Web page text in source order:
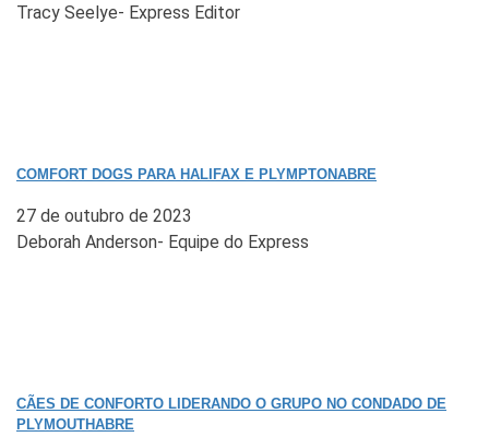
Tracy Seelye- Express Editor
COMFORT DOGS PARA HALIFAX E PLYMPTONABRE
27 de outubro de 2023
Deborah Anderson- Equipe do Express
CÃES DE CONFORTO LIDERANDO O GRUPO NO CONDADO DE
PLYMOUTHABRE